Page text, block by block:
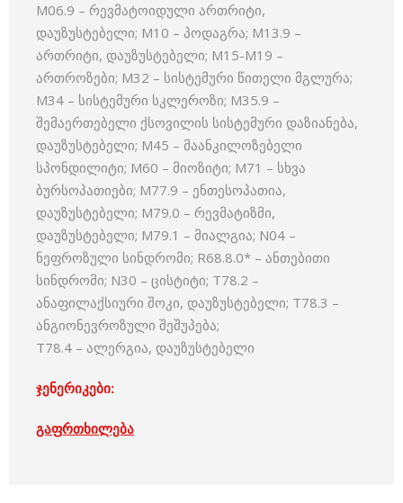
M06.9 – რევმატოიდული ართრიტი,
დაუზუსტებელი; M10 – პოდაგრა; M13.9 –
ართრიტი, დაუზუსტებელი; M15-M19 –
ართროზები; M32 – სისტემური წითელი მგლურა;
M34 – სისტემური სკლეროზი; M35.9 –
შემაერთებელი ქსოვილის სისტემური დაზიანება,
დაუზუსტებელი; M45 – მაანკილოზებელი
სპონდილიტი; M60 – მიოზიტი; M71 – სხვა
ბურსოპათიები; M77.9 – ენთესოპათია,
დაუზუსტებელი; M79.0 – რევმატიზმი,
დაუზუსტებელი; M79.1 – მიალგია; N04 –
ნეფროზული სინდრომი; R68.8.0* – ანთებითი
სინდრომი; N30 – ცისტიტი; T78.2 –
ანაფილაქსიური შოკი, დაუზუსტებელი; T78.3 –
ანგიონევროზული შეშუპება;
T78.4 – ალერგია, დაუზუსტებელი
ჯენერიკები:
გაფრთხილება